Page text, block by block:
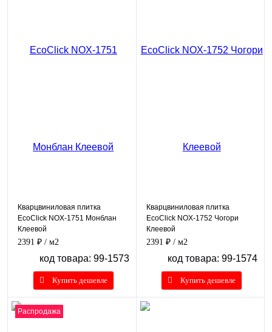
Кварцвиниловая плитка
EcoClick NOX-1751 Монблан
Клеевой
2391 ₽ / м2
код товара: 99-1573
Купить дешевле
Кварцвиниловая плитка
EcoClick NOX-1752 Чогори
Клеевой
2391 ₽ / м2
код товара: 99-1574
Купить дешевле
Распродажа